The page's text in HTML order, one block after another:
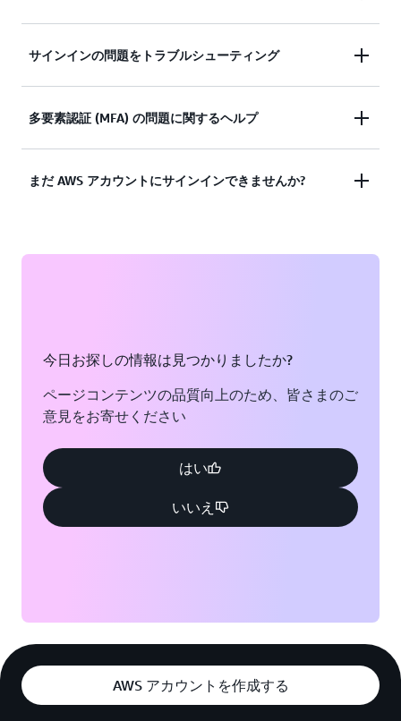
AWS マネジメントコンソールへのサインインにサ
ドキュメンテーションを表示する
サインインの問題をトラブルシューティング
サインインしようとしましたが、認証情報が機能し
か?
多要素認証 (MFA) の問題に関するヘルプ
紛失、及び仕様できなくなった多要素認証 (MFA) デ
ソリューションを見る
まだ AWS アカウントにサインインできませんか?
今日お探しの情報は見つかりましたか?
ページコンテンツの品質向上のため、皆さまのご
意見をお寄せください
はい
いいえ
AWS アカウントを作成する